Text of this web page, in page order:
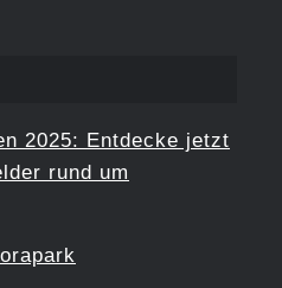
2025: Entdecke jetzt
rund um